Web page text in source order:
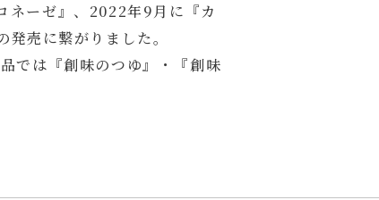
ネーゼ』、2022年9月に『カ
売に繋がりました。
では『創味のつゆ』・『創味